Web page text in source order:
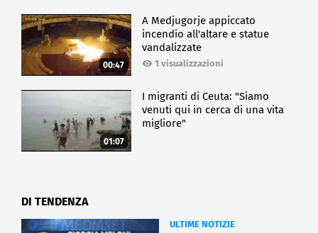
00:47
A Medjugorje appiccato
incendio all'altare e statue
vandalizzate
1 visualizzazioni
01:07
I migranti di Ceuta: "Siamo
venuti qui in cerca di una vita
migliore"
DI TENDENZA
ULTIME NOTIZIE